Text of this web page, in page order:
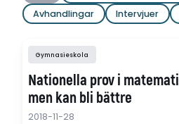
Avhandlingar
Intervjuer
Gymnasieskola
Nationella prov i
men kan bli bättre
2018-11-28